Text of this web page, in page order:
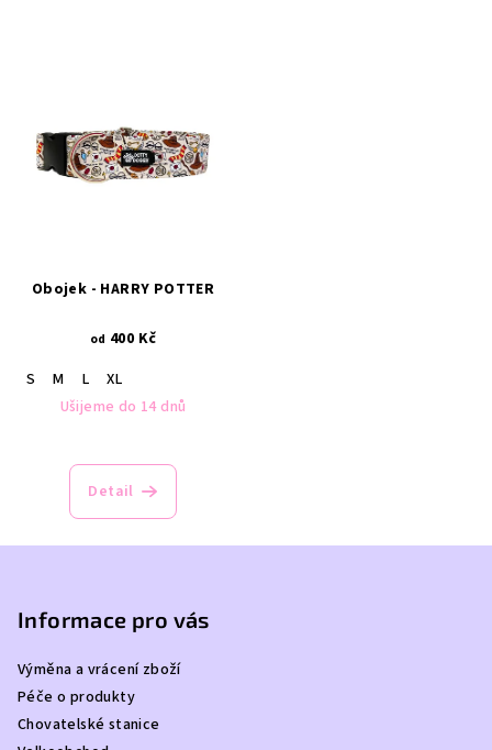
Obojek - HARRY POTTER
od 400 Kč
S
M L
XL
Ušijeme do 14 dnů
Detail
Informace pro vás
Výměna a vrácení zboží
Péče o produkty
Chovatelské stanice